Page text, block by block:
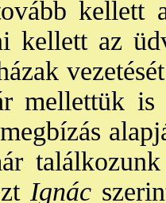
kellett
kellett az
mellettük
Ignác